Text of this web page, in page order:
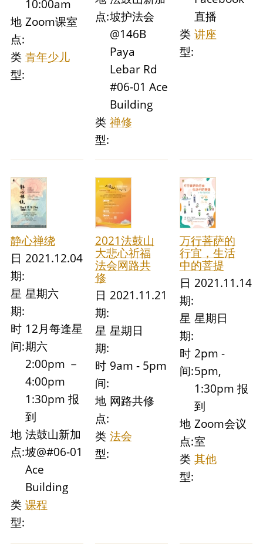
10:00am
地
点:
Zoom课室
类
型:
青年少儿
点:坡护法会
@146B
Paya
Lebar Rd
#06-01 Ace
Building
类
型:
禅修
直播
类
型:
讲座
静心禅绕
日
期:
2021.12.04
星
期:
星期六
时
间:
12月每逢星
期六
2:00pm －
4:00pm
1:30pm 报
到
地
点:
法鼓山新加
坡@#06-01
Ace
Building
类
型:
课程
2021法鼓山
大悲心祈福
法会网路共
修
日
期:
2021.11.21
星
期:
星期日
时
间:
9am - 5pm
地
点:
网路共修
类
型:
法会
万行菩萨的
行宜，生活
中的菩提
日
期:
2021.11.14
星
期:
星期日
时
间:
2pm -
5pm,
1:30pm 报
到
地
点:
Zoom会议
室
类
型:
其他